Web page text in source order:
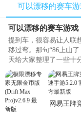
可以漂移的赛车
可以漂移的赛车游戏
提到车，很容易让人联
移过弯。那句“86上山
天给大家整理了一些十
现在，而其中不得不提
写实风格的创新赛车手
参加速度节。游戏内既
念车，任由玩家驾驶。
网易王牌